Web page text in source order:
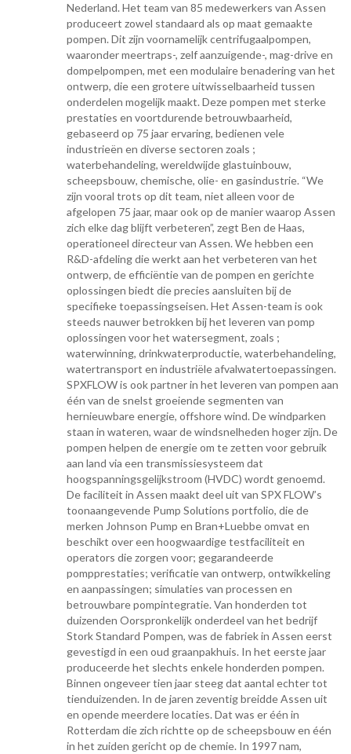
Nederland. Het team van 85 medewerkers van Assen
produceert zowel standaard als op maat gemaakte
pompen. Dit zijn voornamelijk centrifugaalpompen,
waaronder meertraps-, zelf aanzuigende-, mag-drive en
dompelpompen, met een modulaire benadering van het
ontwerp, die een grotere uitwisselbaarheid tussen
onderdelen mogelijk maakt. Deze pompen met sterke
prestaties en voortdurende betrouwbaarheid,
gebaseerd op 75 jaar ervaring, bedienen vele
industrieën en diverse sectoren zoals ;
waterbehandeling, wereldwijde glastuinbouw,
scheepsbouw, chemische, olie- en gasindustrie. “We
zijn vooral trots op dit team, niet alleen voor de
afgelopen 75 jaar, maar ook op de manier waarop Assen
zich elke dag blijft verbeteren”, zegt Ben de Haas,
operationeel directeur van Assen. We hebben een
R&D-afdeling die werkt aan het verbeteren van het
ontwerp, de efficiëntie van de pompen en gerichte
oplossingen biedt die precies aansluiten bij de
specifieke toepassingseisen. Het Assen-team is ook
steeds nauwer betrokken bij het leveren van pomp
oplossingen voor het watersegment, zoals ;
waterwinning, drinkwaterproductie, waterbehandeling,
watertransport en industriële afvalwatertoepassingen.
SPXFLOW is ook partner in het leveren van pompen aan
één van de snelst groeiende segmenten van
hernieuwbare energie, offshore wind. De windparken
staan in wateren, waar de windsnelheden hoger zijn. De
pompen helpen de energie om te zetten voor gebruik
aan land via een transmissiesysteem dat
hoogspanningsgelijkstroom (HVDC) wordt genoemd.
De faciliteit in Assen maakt deel uit van SPX FLOW’s
toonaangevende Pump Solutions portfolio, die de
merken Johnson Pump en Bran+Luebbe omvat en
beschikt over een hoogwaardige testfaciliteit en
operators die zorgen voor; gegarandeerde
pompprestaties; verificatie van ontwerp, ontwikkeling
en aanpassingen; simulaties van processen en
betrouwbare pompintegratie. Van honderden tot
duizenden Oorspronkelijk onderdeel van het bedrijf
Stork Standard Pompen, was de fabriek in Assen eerst
gevestigd in een oud graanpakhuis. In het eerste jaar
produceerde het slechts enkele honderden pompen.
Binnen ongeveer tien jaar steeg dat aantal echter tot
tienduizenden. In de jaren zeventig breidde Assen uit
en opende meerdere locaties. Dat was er één in
Rotterdam die zich richtte op de scheepsbouw en één
in het zuiden gericht op de chemie. In 1997 nam,